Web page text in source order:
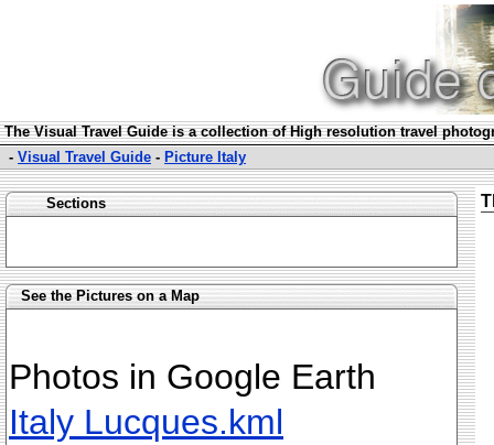
The Visual Travel Guide is a collection of High resolution travel
- Visual Travel Guide - Picture Italy
Sections
See the Pictures on a Map
Photos in Google Earth
Italy Lucques.kml